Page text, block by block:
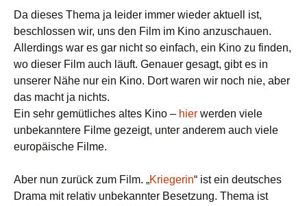
Da dieses Thema ja leider immer wieder aktuell ist,
beschlossen wir, uns den Film im Kino anzuschauen.
Allerdings war es gar nicht so einfach, ein Kino zu finden,
wo dieser Film auch läuft. Genauer gesagt, gibt es in
unserer Nähe nur ein Kino. Dort waren wir noch nie, aber
das macht ja nichts.
Ein sehr gemütliches altes Kino – hier werden viele
unbekanntere Filme gezeigt, unter anderem auch viele
europäische Filme.
Aber nun zurück zum Film. „Kriegerin“ ist ein deutsches
Drama mit relativ unbekannter Besetzung. Thema ist